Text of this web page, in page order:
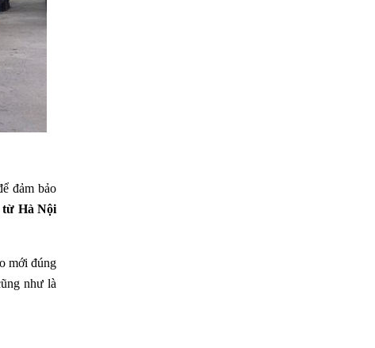
đảm bảo
từ Hà Nội
mới đúng
như là